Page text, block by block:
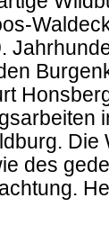
des